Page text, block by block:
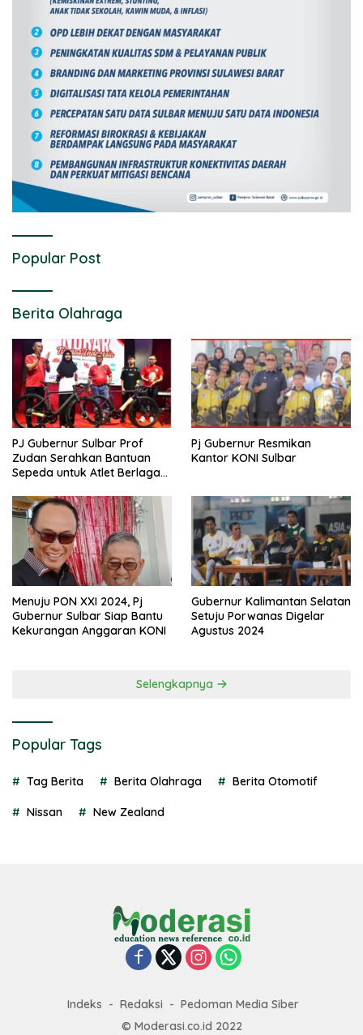
Popular Post
Berita Olahraga
PJ Gubernur Sulbar Prof
Zudan Serahkan Bantuan
Sepeda untuk Atlet Berlaga
Pj Gubernur Resmikan
Kantor KONI Sulbar
Menuju PON XXI 2024, Pj
Gubernur Sulbar Siap Bantu
Kekurangan Anggaran KONI
Gubernur Kalimantan Selatan
Setuju Porwanas Digelar
Agustus 2024
Selengkapnya
Popular Tags
Tag Berita Berita Olahraga Berita Otomotif
Nissan New Zealand
Indeks Redaksi
Pedoman Media Siber
© Moderasi.co.id 2022